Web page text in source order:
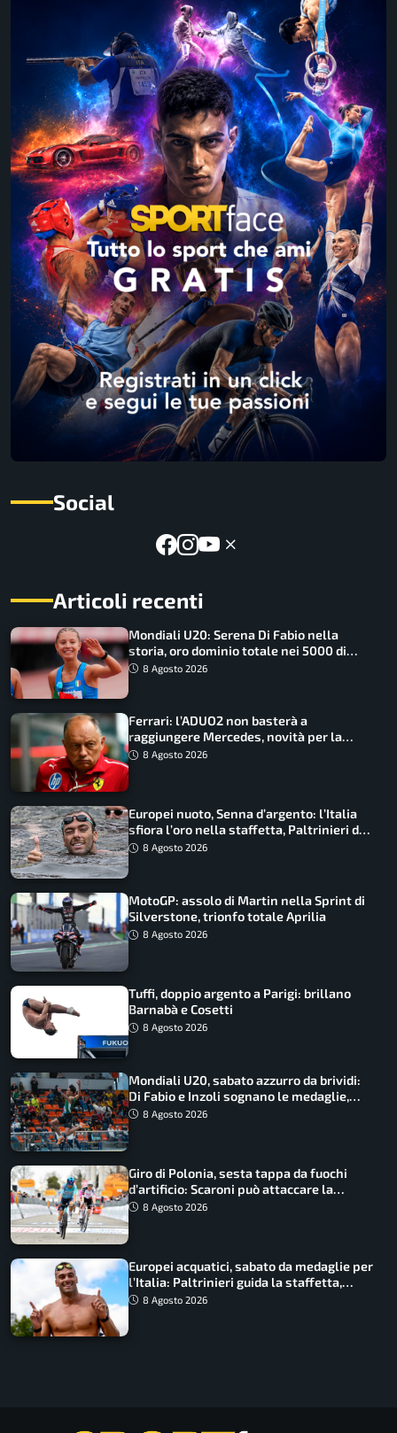
Social
Articoli recenti
Mondiali U20: Serena Di Fabio nella
storia, oro dominio totale nei 5000 di
marcia
8 Agosto 2026
Ferrari: l’ADUO2 non basterà a
raggiungere Mercedes, novità per la
Macarena
8 Agosto 2026
Europei nuoto, Senna d’argento: l’Italia
sfiora l’oro nella staffetta, Paltrinieri da
urlo, il bilancio azzurro
8 Agosto 2026
MotoGP: assolo di Martin nella Sprint di
Silverstone, trionfo totale Aprilia
8 Agosto 2026
Tuffi, doppio argento a Parigi: brillano
Barnabà e Cosetti
8 Agosto 2026
Mondiali U20, sabato azzurro da brividi:
Di Fabio e Inzoli sognano le medaglie,
Castellani e Succo in finale
8 Agosto 2026
Giro di Polonia, sesta tappa da fuochi
d’artificio: Scaroni può attaccare la
maglia di Lemmen
8 Agosto 2026
Europei acquatici, sabato da medaglie per
l’Italia: Paltrinieri guida la staffetta,
Barnabà sogna l’oro dalle grandi altezze
8 Agosto 2026